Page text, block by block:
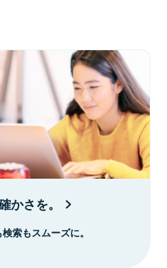
かさを。
索もスムーズに。